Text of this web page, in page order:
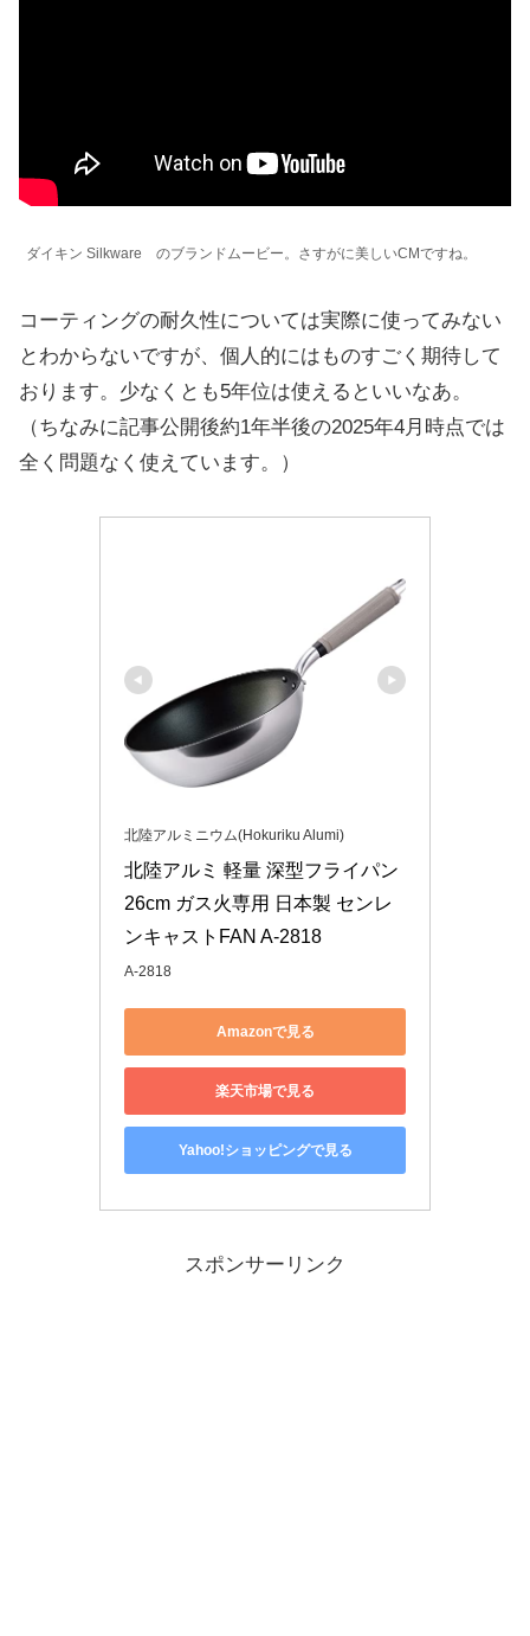
ダイキン Silkware のブランドムービー。さすがに美しいCMですね。
コーティングの耐久性については実際に使ってみない
とわからないですが、個人的にはものすごく期待して
おります。少なくとも5年位は使えるといいなあ。
（ちなみに記事公開後約1年半後の2025年4月時点では
全く問題なく使えています。）
北陸アルミニウム(Hokuriku Alumi)
北陸アルミ 軽量 深型フライパン
26cm ガス火専用 日本製 センレ
ンキャストFAN A-2818
A-2818
Amazonで見る
楽天市場で見る
Yahoo!ショッピングで見る
スポンサーリンク